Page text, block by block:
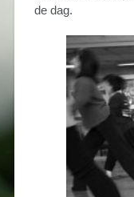
de dag.